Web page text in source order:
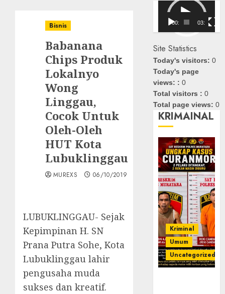
Bisnis
Babanana
Chips Produk
Lokalnyo
Wong
Linggau,
Cocok Untuk
Oleh-Oleh
HUT Kota
Lubuklinggau
MUREXS 06/10/2019
LUBUKLINGGAU- Sejak
Kepimpinan H. SN
Prana Putra Sohe, Kota
Lubuklinggau lahir
pengusaha muda
sukses dan kreatif.
Pemutar
Video
00:00 03:08
Site Statistics
Today's visitors:0
Today's page
views: :0
Total visitors :0
Total page views:0
KRIMAINAL
Kriminal
Umum
Uncategorized